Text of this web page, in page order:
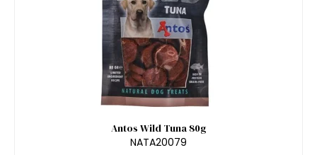
Antos Wild Tuna 80g
NATA20079